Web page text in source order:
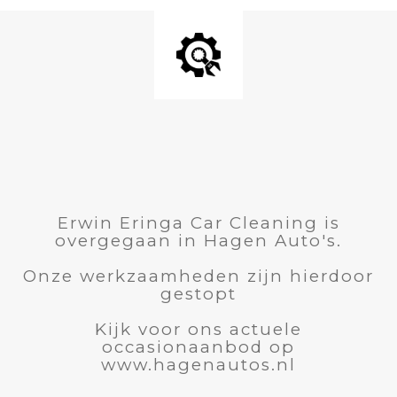
Erwin Eringa Car Cleaning is
overgegaan in Hagen Auto's.
Onze werkzaamheden zijn hierdoor
gestopt
Kijk voor ons actuele
occasionaanbod op
www.hagenautos.nl